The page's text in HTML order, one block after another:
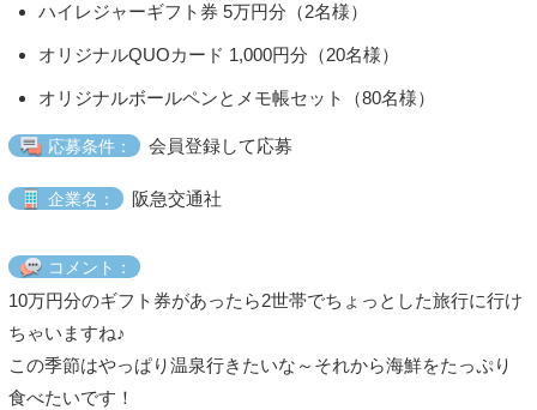
ハイレジャーギフト券 5万円分（2名様）
オリジナルQUOカード 1,000円分（20名様）
オリジナルボールペンとメモ帳セット（80名様）
応募条件： 会員登録して応募
企業名： 阪急交通社
コメント：
10万円分のギフト券があったら2世帯でちょっとした旅行に行け
ちゃいますね♪
この季節はやっぱり温泉行きたいな～それから海鮮をたっぷり
食べたいです！